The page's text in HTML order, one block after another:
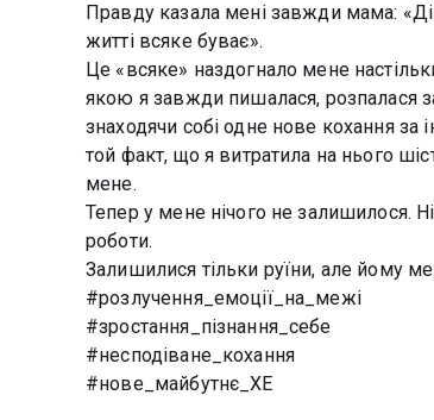
Правду казала мені завжди мама:
житті всяке буває».
Це «всяке» наздогнало мене
якою я завжди пишалася, розпалася
знаходячи собі одне нове кохання
той факт, що я витратила на нього
мене.
Тепер у мене нічого не залишилося.
роботи.
Залишилися тільки руїни, але йому
#розлучення_емоції_на_межі
#зростання_пізнання_себе
#несподіване_кохання
#нове_майбутнє_ХЕ